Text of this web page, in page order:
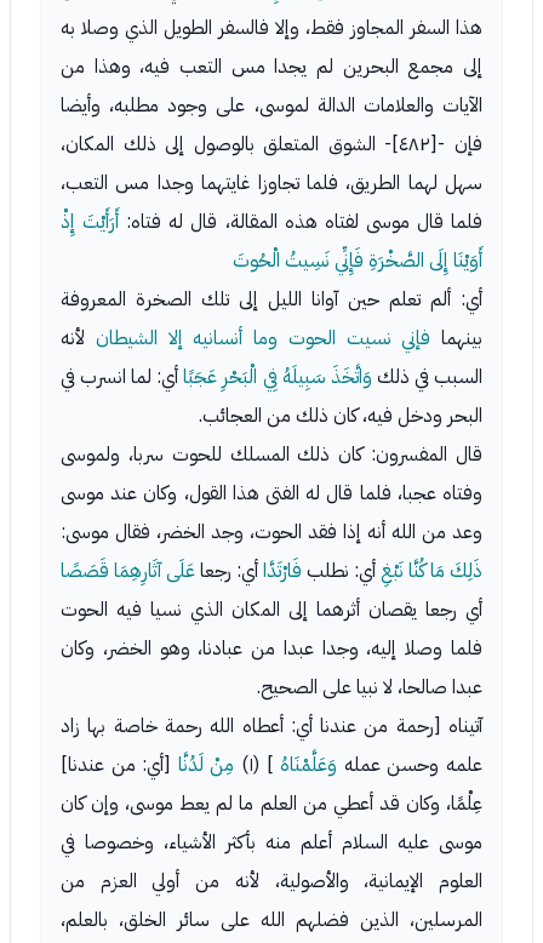
هذا السفر المجاوز فقط، وإلا فالسفر الطويل الذي وصلا به
إلى مجمع البحرين لم يجدا مس التعب فيه، وهذا من
الآيات والعلامات الدالة لموسى، على وجود مطلبه، وأيضا
فإن -[٤٨٢]- الشوق المتعلق بالوصول إلى ذلك المكان،
سهل لهما الطريق، فلما تجاوزا غايتهما وجدا مس التعب،
فلما قال موسى لفتاه هذه المقالة، قال له فتاه: أَرَأَيْتَ إِذْ
أَوَيْنَا إِلَى الصَّخْرَةِ فَإِنِّي نَسِيتُ الْحُوتَ
أي: ألم تعلم حين آوانا الليل إلى تلك الصخرة المعروفة
بينهما فإني نسيت الحوت وما أنسانيه إلا الشيطان لأنه
السبب في ذلك وَاتَّخَذَ سَبِيلَهُ فِي الْبَحْرِ عَجَبًاأي: لما انسرب في
البحر ودخل فيه، كان ذلك من العجائب.
قال المفسرون: كان ذلك المسلك للحوت سربا، ولموسى
وفتاه عجبا، فلما قال له الفتى هذا القول، وكان عند موسى
وعد من الله أنه إذا فقد الحوت، وجد الخضر، فقال موسى:
ذَلِكَ مَا كُنَّا نَبْغِأي: نطلب فَارْتَدَّاأي: رجعاعَلَى آثَارِهِمَا قَصَصًا
أي رجعا يقصان أثرهما إلى المكان الذي نسيا فيه الحوت
فلما وصلا إليه، وجدا عبدا من عبادنا، وهو الخضر، وكان
عبدا صالحا، لا نبيا على الصحيح.
آتيناه [رحمة من عندنا أي: أعطاه الله رحمة خاصة بها زاد
علمه وحسن عمله وَعَلَّمْنَاهُ] (١) مِنْ لَدُنَّا [أي: من عندنا]
عِلْمًا، وكان قد أعطي من العلم ما لم يعط موسى، وإن كان
موسى عليه السلام أعلم منه بأكثر الأشياء، وخصوصا في
العلوم الإيمانية، والأصولية، لأنه من أولي العزم من
المرسلين، الذين فضلهم الله على سائر الخلق، بالعلم،